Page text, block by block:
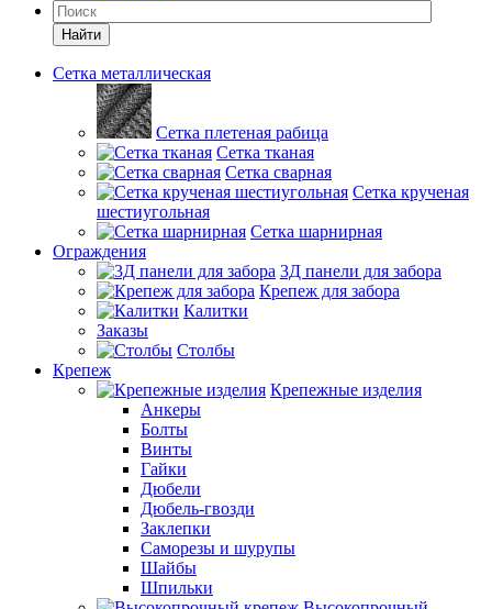
Найти
Сетка металлическая
Сетка плетеная рабица
Сетка тканая
Сетка сварная
Сетка крученая
шестиугольная
Сетка шарнирная
Ограждения
3Д панели для забора
Крепеж для забора
Калитки
Заказы
Столбы
Крепеж
Крепежные изделия
Анкеры
Болты
Винты
Гайки
Дюбели
Дюбель-гвозди
Заклепки
Саморезы и шурупы
Шайбы
Шпильки